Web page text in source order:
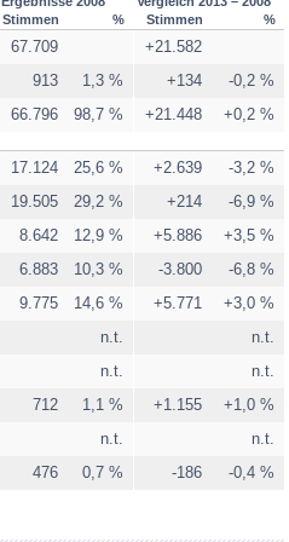
Stimmen % Stimmen %
67.709
+21.582
913 1,3 % +134
-0,2 %
66.796 98,7 % +21.448 +0,2 %
17.124 25,6 % +2.639
-3,2 %
19.505 29,2 % +214
-6,9 %
8.642 12,9 % +5.886
+3,5 %
6.883 10,3 % -3.800
-6,8 %
9.775 14,6 % +5.771
+3,0 %
n.t.
n.t.
n.t.
n.t.
712 1,1 % +1.155
+1,0 %
n.t.
n.t.
476 0,7 % -186 -0,4 %